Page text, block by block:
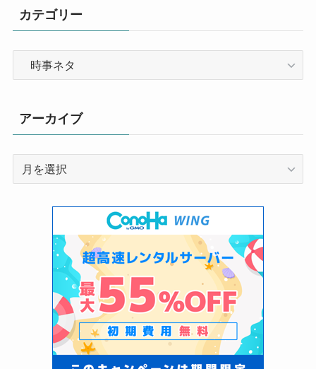
カテゴリー
リ
ー
アーカイブ